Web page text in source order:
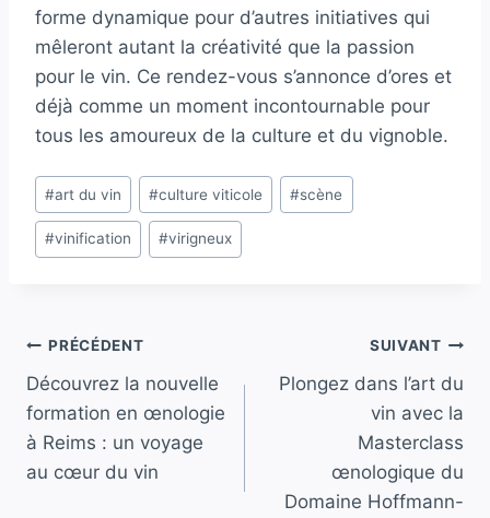
forme dynamique pour d’autres initiatives qui
mêleront autant la créativité que la passion
pour le vin. Ce rendez-vous s’annonce d’ores et
déjà comme un moment incontournable pour
tous les amoureux de la culture et du vignoble.
Étiquettes
de
la
#art du vin #culture viticole #scène
#vinification #virigneux
Navigation
de
l’article
PRÉCÉDENT
Découvrez la nouvelle
formation en œnologie
à Reims : un voyage
au cœur du vin
SUIVANT
Plongez dans l’art du
vin avec la
Masterclass
œnologique du
Domaine Hoffmann-